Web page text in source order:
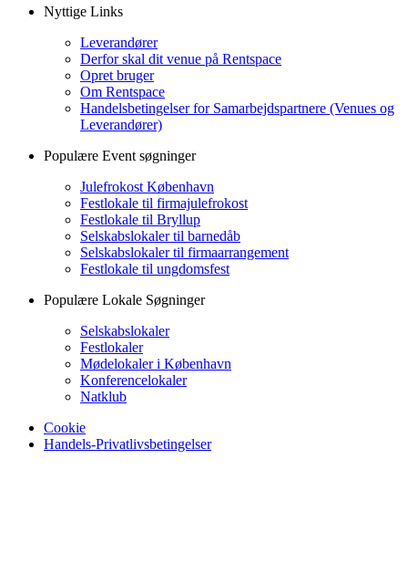
Nyttige Links
Leverandører
Derfor skal dit venue på Rentspace
Opret bruger
Om Rentspace
Handelsbetingelser for Samarbejdspartnere (Venues og
Leverandører)
Populære Event søgninger
Julefrokost København
Festlokale til firmajulefrokost
Festlokale til Bryllup
Selskabslokaler til barnedåb
Selskabslokaler til firmaarrangement
Festlokale til ungdomsfest
Populære Lokale Søgninger
Selskabslokaler
Festlokaler
Mødelokaler i København
Konferencelokaler
Natklub
Cookie
Handels-Privatlivsbetingelser